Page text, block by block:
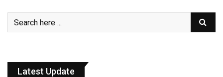
Latest Update